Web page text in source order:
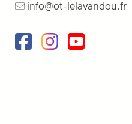
info@ot-lelavandou.fr
FacebookInstagramYoutube